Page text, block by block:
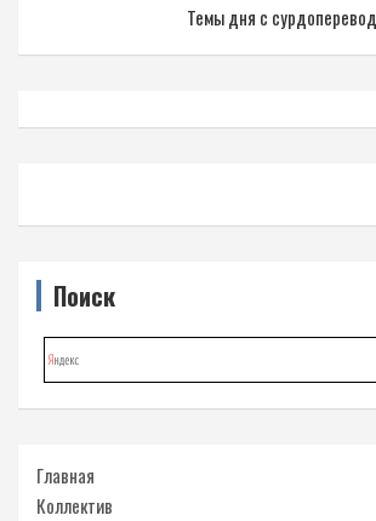
Темы дня с
Поиск
Главная
Коллектив